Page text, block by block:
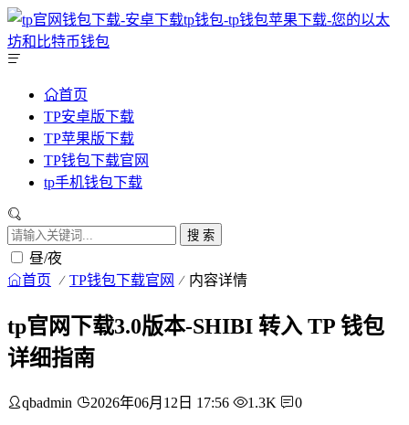
首页
TP安卓版下载
TP苹果版下载
TP钱包下载官网
tp手机钱包下载
搜 索
昼/夜
首页 TP钱包下载官网 内容详情
tp官网下载3.0版本-SHIBI 转入 TP 钱包
详细指南
qbadmin 2026年06月12日 17:56 1.3K 0